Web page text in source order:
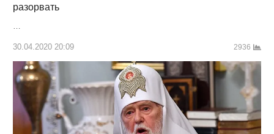
разорвать
30.04.2020 20:09 2936